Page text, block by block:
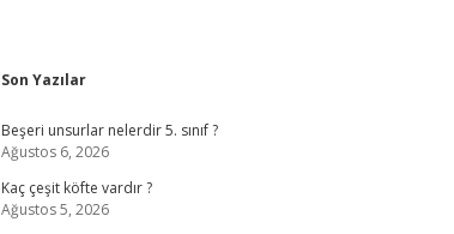
Sidebar
Son Yazılar
Beşeri unsurlar nelerdir 5. sınıf ?
Ağustos 6, 2026
Kaç çeşit köfte vardır ?
Ağustos 5, 2026